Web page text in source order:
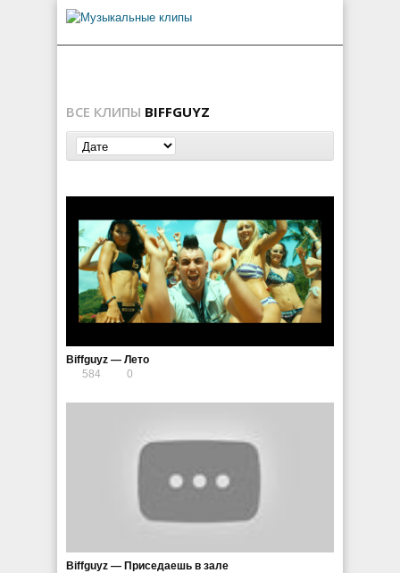
ВСЕ КЛИПЫ BIFFGUYZ
Biffguyz — Лето
584
0
Biffguyz — Приседаешь в зале